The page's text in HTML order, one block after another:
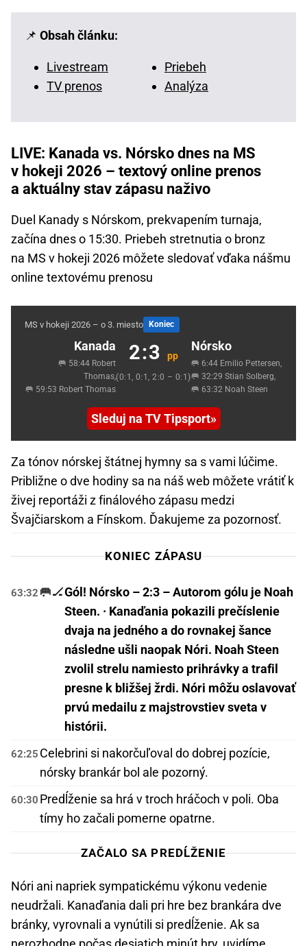
📌 Obsah článku:
Livestream
Priebeh
TV prenos
Analýza
LIVE: Kanada vs. Nórsko dnes na MS
v hokeji 2026 – textový online prenos
a aktuálny stav zápasu naživo
Duel Kanady s Nórskom, prekvapením turnaja,
začína dnes o 15:30. Priebeh stretnutia o bronz
na MS v hokeji 2026 môžete sledovať vďaka nášmu
online textovému prenosu
MS v hokeji 2026 – o 3. miesto Koniec
Kanada
🥅 58:44 Robert
Thomas,
🥅 59:53 Robert Thomas
2:3 pp
(0:1, 0:1, 2:0 – 0:1)
Nórsko
🥅 6:44 Emilio Pettersen,
🥅 32:29 Stian Solberg,
🥅 63:32 Noah Steen
Sleduj na TV Tipsport
Za tónov nórskej štátnej hymny sa s vami lúčime.
Približne o dve hodiny sa na náš web môžete vrátiť k
živej reportáži z finálového zápasu medzi
Švajčiarskom a Fínskom. Ďakujeme za pozornosť.
KONIEC ZÁPASU
63:32 🥅🏒Gól! Nórsko – 2:3 – Autorom gólu je Noah
Steen. · Kanaďania pokazili prečíslenie
dvaja na jedného a do rovnakej šance
následne ušli naopak Nóri. Noah Steen
zvolil strelu namiesto prihrávky a trafil
presne k bližšej žrdi. Nóri môžu oslavovať
prvú medailu z majstrovstiev sveta v
histórii.
62:25 Celebrini si nakorčuľoval do dobrej pozície,
nórsky brankár bol ale pozorný.
60:30 Predĺženie sa hrá v troch hráčoch v poli. Oba
tímy ho začali pomerne opatrne.
ZAČALO SA PREDĹŽENIE
Nóri ani napriek sympatickému výkonu vedenie
neudržali. Kanaďania dali pri hre bez brankára dve
bránky, vyrovnali a vynútili si predĺženie. Ak sa